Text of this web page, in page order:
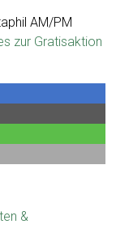
AM/PM
zur Gratisaktion
&